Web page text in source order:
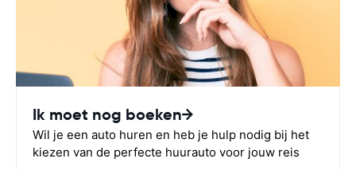
Ik moet nog boeken
Wil je een auto huren en heb je hulp nodig bij het
kiezen van de perfecte huurauto voor jouw reis